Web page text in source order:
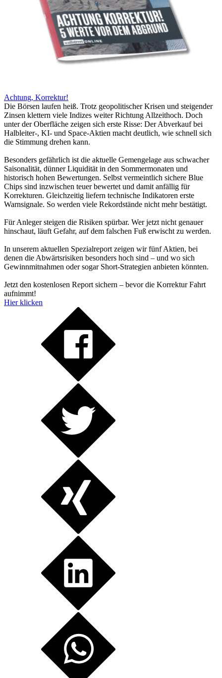
Achtung, Korrektur!
Die Börsen laufen heiß. Trotz geopolitischer Krisen und steigender
Zinsen klettern viele Indizes weiter Richtung Allzeithoch. Doch
unter der Oberfläche zeigen sich erste Risse: Der Abverkauf bei
Halbleiter-, KI- und Space-Aktien macht deutlich, wie schnell sich
die Stimmung drehen kann.
Besonders gefährlich ist die aktuelle Gemengelage aus schwacher
Saisonalität, dünner Liquidität in den Sommermonaten und
historisch hohen Bewertungen. Selbst vermeintlich sichere Blue
Chips sind inzwischen teuer bewertet und damit anfällig für
Korrekturen. Gleichzeitig liefern technische Indikatoren erste
Warnsignale. So werden viele Rekordstände nicht mehr bestätigt.
Für Anleger steigen die Risiken spürbar. Wer jetzt nicht genauer
hinschaut, läuft Gefahr, auf dem falschen Fuß erwischt zu werden.
In unserem aktuellen Spezialreport zeigen wir fünf Aktien, bei
denen die Abwärtsrisiken besonders hoch sind – und wo sich
Gewinnmitnahmen oder sogar Short-Strategien anbieten könnten.
Jetzt den kostenlosen Report sichern – bevor die Korrektur Fahrt
aufnimmt!
Hier klicken